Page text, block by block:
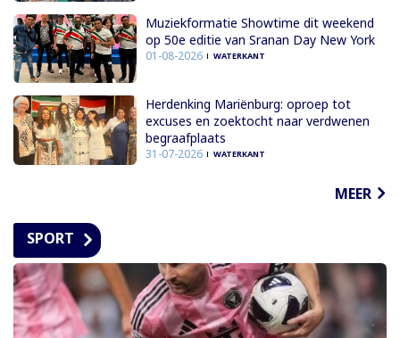
Muziekformatie Showtime dit weekend
op 50e editie van Sranan Day New York
01-08-2026 WATERKANT
Herdenking Mariënburg: oproep tot
excuses en zoektocht naar verdwenen
begraafplaats
31-07-2026 WATERKANT
MEER
SPORT